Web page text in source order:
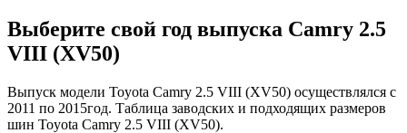
Выберите свой год выпуска Camry 2.5
VIII (XV50)
Выпуск модели Toyota Camry 2.5 VIII (XV50) осуществлялся с
2011 по 2015год. Таблица заводских и подходящих размеров
шин Toyota Camry 2.5 VIII (XV50).